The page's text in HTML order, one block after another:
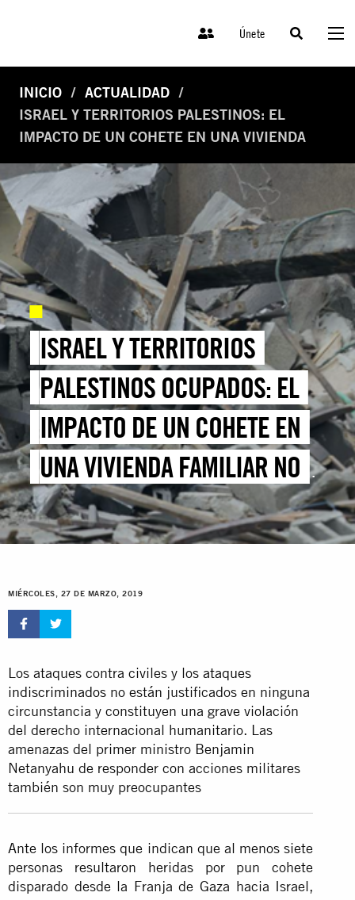
Únete
INICIO
ACTUALIDAD
ISRAEL Y TERRITORIOS PALESTINOS: EL
IMPACTO DE UN COHETE EN UNA VIVIENDA
ISRAEL Y TERRITORIOS
PALESTINOS OCUPADOS: EL
IMPACTO DE UN COHETE EN
UNA VIVIENDA FAMILIAR NO
DEBE DAR LUGAR A MÁS
“ATAQUES ILEGÍTIMOS”
MIÉRCOLES, 27 DE MARZO, 2019
Los ataques contra civiles y los ataques
indiscriminados no están justificados en ninguna
circunstancia y constituyen una grave violación
del derecho internacional humanitario. Las
amenazas del primer ministro Benjamin
Netanyahu de responder con acciones militares
también son muy preocupantes
Ante los informes que indican que al menos siete
personas resultaron heridas por pun cohete
disparado desde la Franja de Gaza hacia Israel,